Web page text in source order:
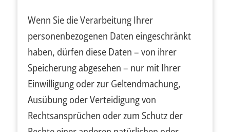
Wenn Sie die Verarbeitung Ihrer
personenbezogenen Daten eingeschränkt
haben, dürfen diese Daten – von ihrer
Speicherung abgesehen – nur mit Ihrer
Einwilligung oder zur Geltendmachung,
Ausübung oder Verteidigung von
Rechtsansprüchen oder zum Schutz der